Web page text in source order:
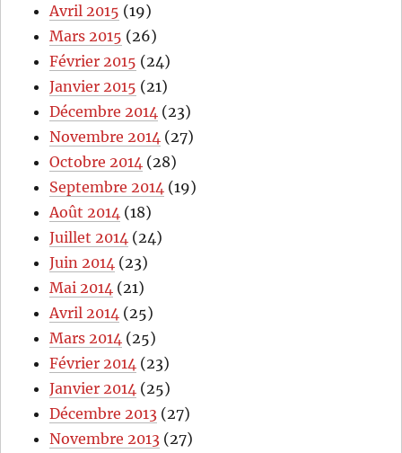
Avril 2015 (19)
Mars 2015 (26)
Février 2015 (24)
Janvier 2015 (21)
Décembre 2014 (23)
Novembre 2014 (27)
Octobre 2014 (28)
Septembre 2014 (19)
Août 2014 (18)
Juillet 2014 (24)
Juin 2014 (23)
Mai 2014 (21)
Avril 2014 (25)
Mars 2014 (25)
Février 2014 (23)
Janvier 2014 (25)
Décembre 2013 (27)
Novembre 2013 (27)